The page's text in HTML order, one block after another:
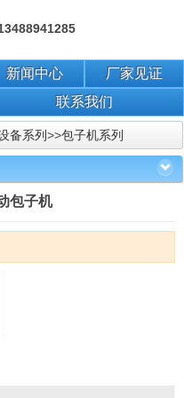
新闻中心
厂家见证
联系我们
备系列>>包子机系列
包子机